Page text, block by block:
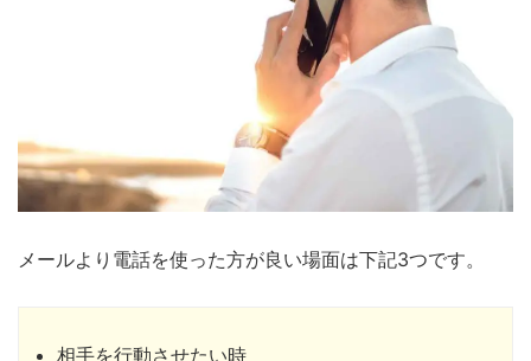
メールより電話を使った方が良い場面は下記3つです。
相手を行動させたい時